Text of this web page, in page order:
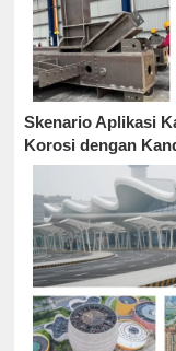
Skenario Aplikasi
Korosi dengan